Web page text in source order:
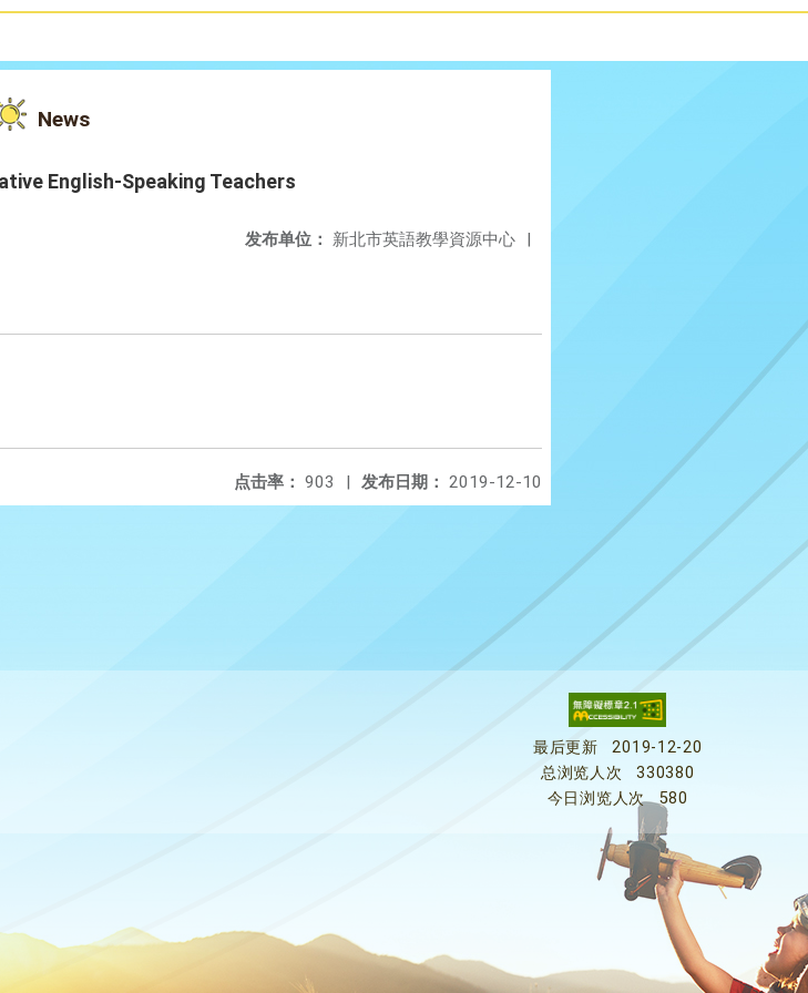
News
English-Speaking Teachers
发布单位： 新北市英語教學資源中心 |
发布日期： 2019-12-10
点击率： 903 |
最后更新
2019-12-20
总浏览人次
330380
今日浏览人次
580